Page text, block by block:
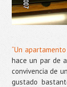
“Un
hace un par de
convivencia de
gustado